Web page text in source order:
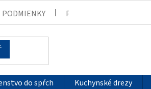
PODMIENKY OCHRANY
do spŕch Kuchynské drezy